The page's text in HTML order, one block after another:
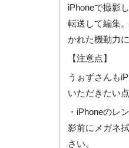
iPhoneで撮影
転送して編集
かれた機動力
【注意点】
うぉずさんも
いただきたい
・iPhoneのレ
影前にメガネ
さい。